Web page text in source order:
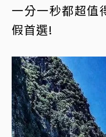
一分一秒都超值
假首選!